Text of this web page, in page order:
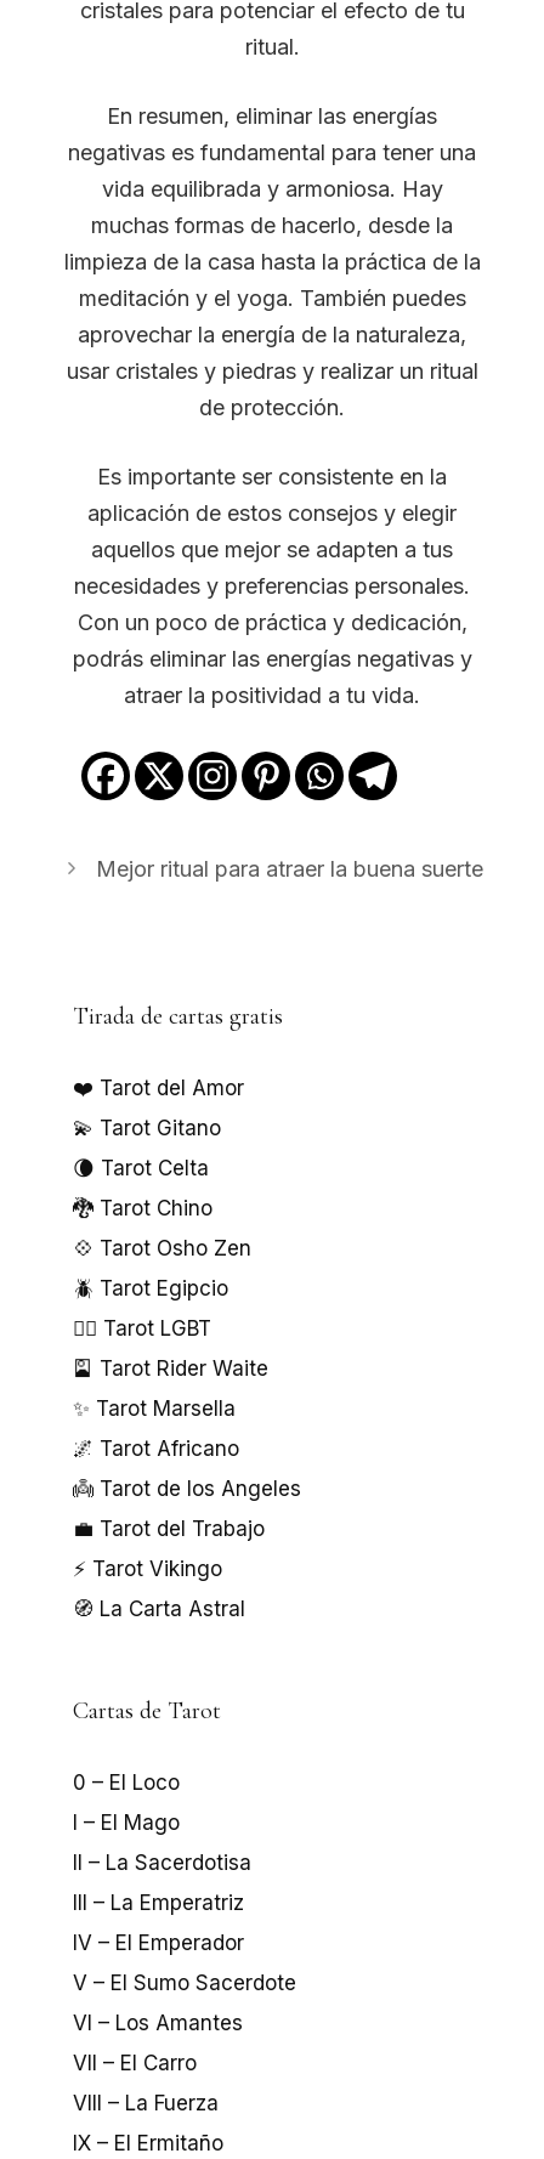
cristales para potenciar el efecto de tu
ritual.
En resumen, eliminar las energías
negativas es fundamental para tener una
vida equilibrada y armoniosa. Hay
muchas formas de hacerlo, desde la
limpieza de la casa hasta la práctica de la
meditación y el yoga. También puedes
aprovechar la energía de la naturaleza,
usar cristales y piedras y realizar un ritual
de protección.
Es importante ser consistente en la
aplicación de estos consejos y elegir
aquellos que mejor se adapten a tus
necesidades y preferencias personales.
Con un poco de práctica y dedicación,
podrás eliminar las energías negativas y
atraer la positividad a tu vida.
Mejor ritual para atraer la buena suerte
Tirada de cartas gratis
❤️ Tarot del Amor
💫 Tarot Gitano
🌘 Tarot Celta
🐉 Tarot Chino
💠 Tarot Osho Zen
🪲 Tarot Egipcio
🏳️‍🌈 Tarot LGBT
🎴 Tarot Rider Waite
✨ Tarot Marsella
🌌 Tarot Africano
👼 Tarot de los Angeles
💼 Tarot del Trabajo
⚡ Tarot Vikingo
🧭 La Carta Astral
Cartas de Tarot
0 – El Loco
I – El Mago
II – La Sacerdotisa
III – La Emperatriz
IV – El Emperador
V – El Sumo Sacerdote
VI – Los Amantes
VII – El Carro
VIII – La Fuerza
IX – El Ermitaño